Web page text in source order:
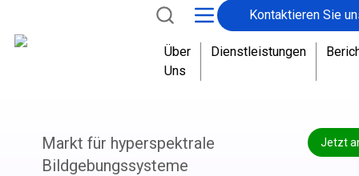
Kontaktieren Sie
Über
Uns
Dienstleistungen
Jetzt
Markt für hyperspektrale
Bildgebungssysteme